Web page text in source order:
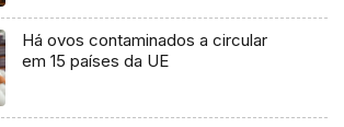
Há ovos contaminados a circular
em 15 países da UE